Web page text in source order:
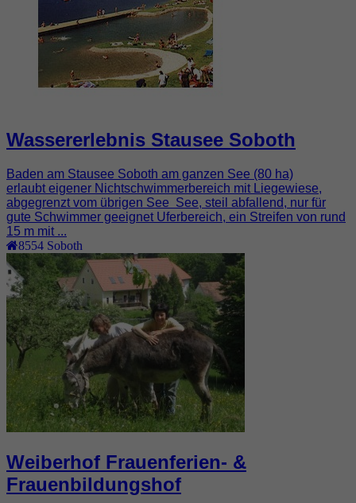
Wassererlebnis Stausee Soboth
Baden am Stausee Soboth am ganzen See (80 ha)
erlaubt eigener Nichtschwimmerbereich mit Liegewiese,
abgegrenzt vom übrigen See See, steil abfallend, nur für
gute Schwimmer geeignet Uferbereich, ein Streifen von rund
15 m mit ...
8554 Soboth
Weiberhof Frauenferien- &
Frauenbildungshof